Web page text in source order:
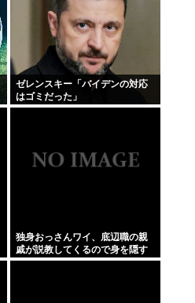
ゼレンスキー「バイデンの対応
はゴミだった」
独身おっさんワイ、底辺職の親
戚が説教してくるので身を隠す